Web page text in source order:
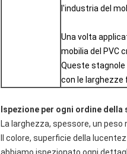
l'industria del
Una volta
mobilia del PVC
Queste stagnole
con le larghezze
Ispezione per ogni ordine della
La larghezza, spessore, un
Il colore, superficie della